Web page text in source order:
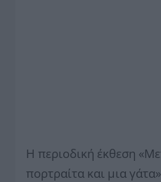
Η περιοδική έκθεση
πορτραίτα και μια